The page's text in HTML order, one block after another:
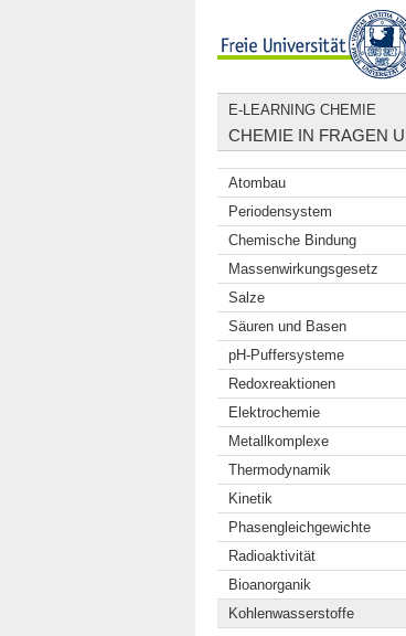
E-LEARNING CHEMIE
CHEMIE IN FRAGEN
Atombau
Periodensystem
Chemische Bindung
Massenwirkungsgesetz
Salze
Säuren und Basen
pH-Puffersysteme
Redoxreaktionen
Elektrochemie
Metallkomplexe
Thermodynamik
Kinetik
Phasengleichgewichte
Radioaktivität
Bioanorganik
Kohlenwasserstoffe